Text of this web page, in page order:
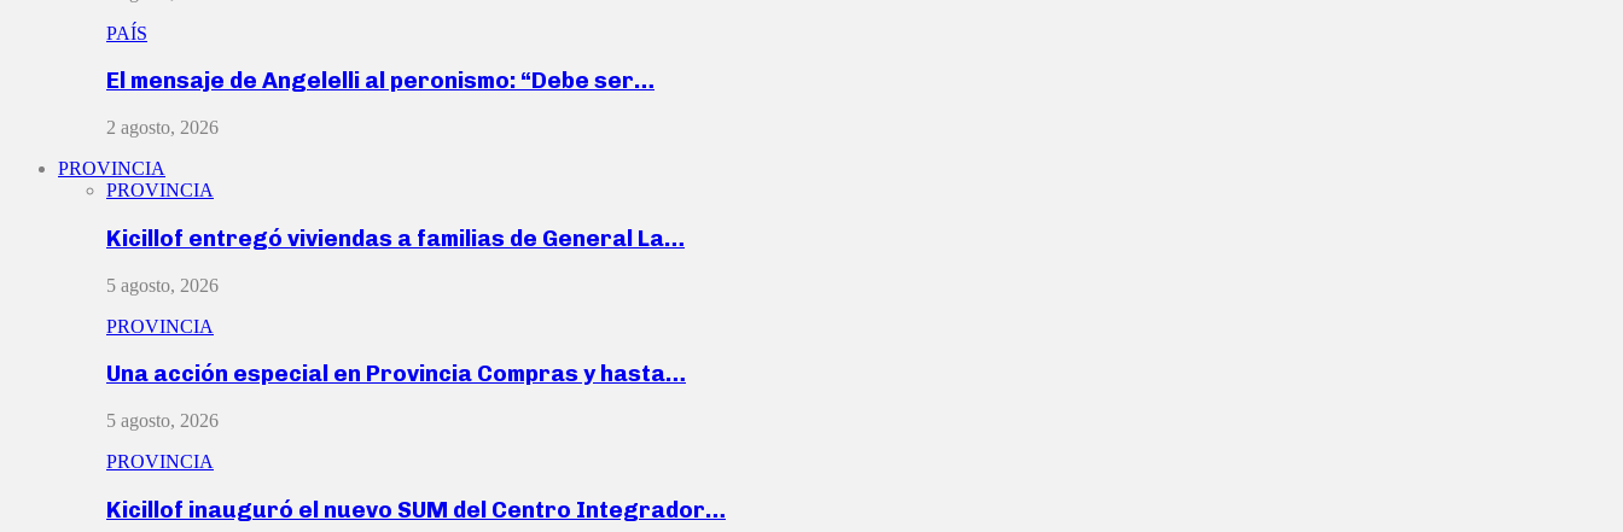
PAÍS
El mensaje de Angelelli al peronismo: “Debe ser…
2 agosto, 2026
PROVINCIA
PROVINCIA
Kicillof entregó viviendas a familias de General La…
5 agosto, 2026
PROVINCIA
Una acción especial en Provincia Compras y hasta…
5 agosto, 2026
PROVINCIA
Kicillof inauguró el nuevo SUM del Centro Integrador…